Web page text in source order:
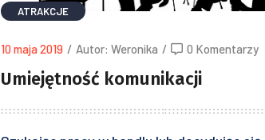
ATRAKCJE
10 maja 2019 / Autor: Weronika / 0 Komentarzy
Umiejętność komunikacji